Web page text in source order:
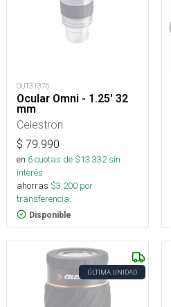
OUT31376
Ocular Omni - 1.25' 32
mm
Celestron
$ 79.990
en 6cuotas de $13.332sin
interés
ahorras $3.200 por
transferencia.
Disponible
ÚLTIMA UNIDAD